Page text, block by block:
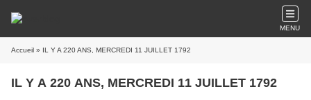
MENU
Accueil » IL Y A 220 ANS, MERCREDI 11 JUILLET 1792
IL Y A 220 ANS, MERCREDI 11 JUILLET 1792